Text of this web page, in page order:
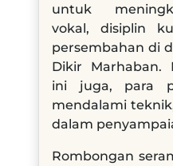
untuk
vokal, disiplin
persembahan di
Dikir Marhaban.
ini juga, para
mendalami
dalam
Rombongan